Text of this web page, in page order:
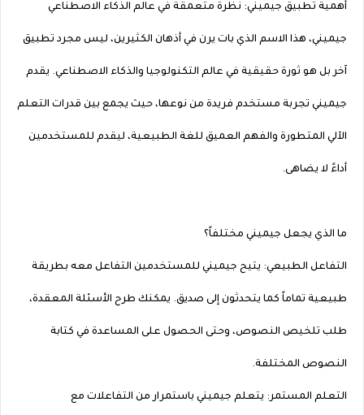
أهمية تطبيق جيميني: نظرة متعمقة في عالم الذكاء الاصطناعي
جيميني، هذا الاسم الذي بات يرن في أذهان الكثيرين، ليس مجرد تطبيق
آخر بل هو ثورة حقيقية في عالم التكنولوجيا والذكاء الاصطناعي. يقدم
جيميني تجربة مستخدم فريدة من نوعها، حيث يجمع بين قدرات التعلم
الآلي المتطورة والفهم العميق للغة الطبيعية، ليقدم للمستخدمين
أداءً لا يضاهى.
ما الذي يجعل جيميني مختلفاً؟
التفاعل الطبيعي: يتيح جيميني للمستخدمين التفاعل معه بطريقة
طبيعية تماماً كما يتحدثون إلى صديق. يمكنك طرح الأسئلة المعقدة،
طلب تلخيص النصوص، وحتى الحصول على المساعدة في كتابة
النصوص المختلفة.
التعلم المستمر: يتعلم جيميني باستمرار من التفاعلات مع